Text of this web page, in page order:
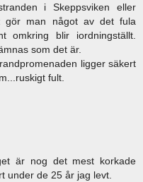
i Skeppsviken eller
gör man något av det fula
omkring blir iordningställt.
som det är.
ligger säkert
fult.
är nog det mest korkade
under de 25 år jag levt.